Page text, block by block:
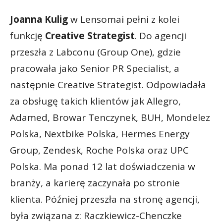
Joanna Kuligw Lensomai pełni z kolei
funkcję Creative Strategist. Do agencji
przeszła z Labconu (Group One), gdzie
pracowała jako Senior PR Specialist, a
następnie Creative Strategist. Odpowiadała
za obsługę takich klientów jak Allegro,
Adamed, Browar Tenczynek, BUH, Mondelez
Polska, Nextbike Polska, Hermes Energy
Group, Zendesk, Roche Polska oraz UPC
Polska. Ma ponad 12 lat doświadczenia w
branży, a karierę zaczynała po stronie
klienta. Później przeszła na stronę agencji,
była związana z: Raczkiewicz-Chenczke